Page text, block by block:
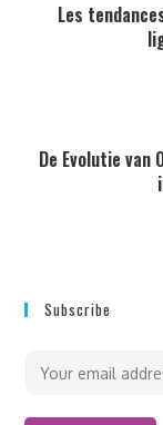
Les
De Evolutie van
Subscribe
a